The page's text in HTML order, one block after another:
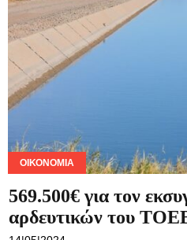
ΟΙΚΟΝΟΜΊΑ
569.500€ για τον
αρδευτικών του